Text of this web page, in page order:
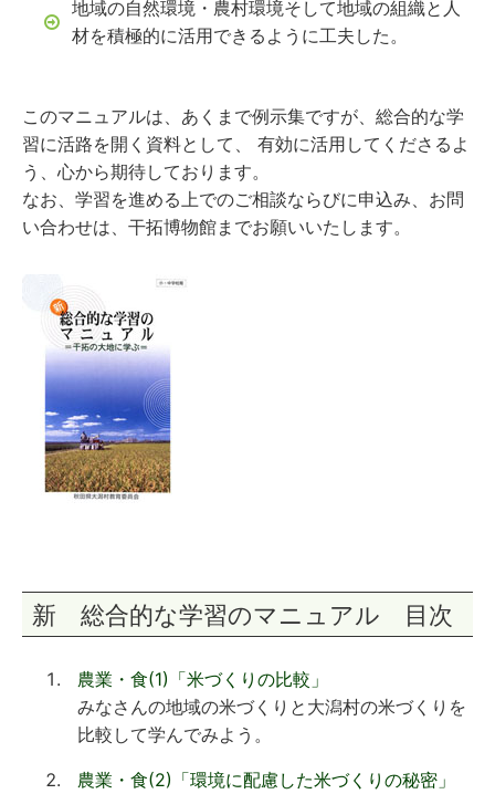
地域の自然環境・農村環境そして地域の組織と人
材を積極的に活用できるように工夫した。
このマニュアルは、あくまで例示集ですが、総合的な学
習に活路を開く資料として、 有効に活用してくださるよ
う、心から期待しております。
なお、学習を進める上でのご相談ならびに申込み、お問
い合わせは、干拓博物館までお願いいたします。
新 総合的な学習のマニュアル 目次
農業・食(1)「米づくりの比較」
みなさんの地域の米づくりと大潟村の米づくりを
比較して学んでみよう。
農業・食(2)「環境に配慮した米づくりの秘密」